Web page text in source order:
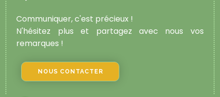
Communiquer, c'est précieux !
N'hésitez plus et partagez avec nous vos
remarques !
NOUS CONTACTER